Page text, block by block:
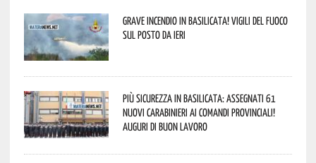
Grave incendio in Basilicata! Vigili del fuoco
sul posto da ieri
Più sicurezza in Basilicata: assegnati 61
nuovi Carabinieri ai Comandi provinciali!
Auguri di buon lavoro